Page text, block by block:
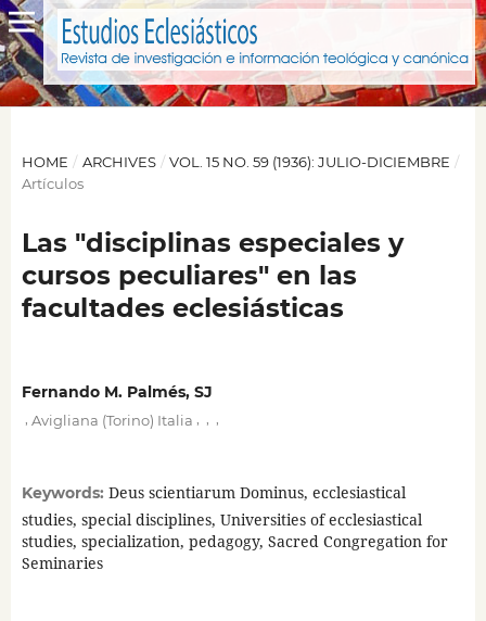
HOME / ARCHIVES / VOL. 15 NO. 59 (1936): JULIO-DICIEMBRE /
Artículos
Las "disciplinas especiales y
cursos peculiares" en las
facultades eclesiásticas
Fernando M. Palmés, SJ
Avigliana (Torino) Italia
Keywords: Deus scientiarum Dominus, ecclesiastical
studies, special disciplines, Universities of ecclesiastical
studies, specialization, pedagogy, Sacred Congregation for
Seminaries